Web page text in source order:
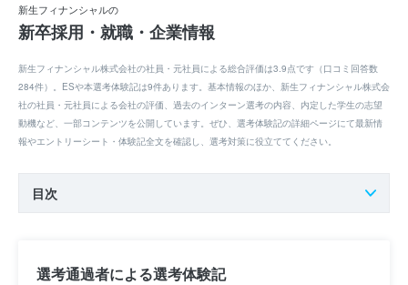
新生フィナンシャルの
新卒採用・就職・企業情報
新生フィナンシャル株式会社の社員・元社員による総合評価は3.9点です（口コミ回答数
284件）。ESや本選考体験記は9件あります。基本情報のほか、新生フィナンシャル株式会
社の社員・元社員による会社の評価、過去のインターン選考の内容、内定した学生の志望
動機など、一部コンテンツを公開しています。ぜひ、選考体験記の詳細ページにて最新情
報やエントリーシート・体験記全文を確認し、選考対策に役立ててください。
目次
選考通過者による選考体験記